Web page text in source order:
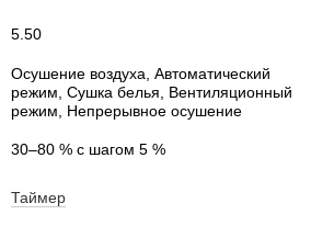
5.50
Осушение воздуха, Автоматический
режим, Сушка белья, Вентиляционный
режим, Непрерывное осушение
30–80 % с шагом 5 %
Таймер